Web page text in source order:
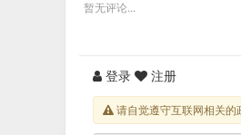
暂无评论...
登录 注册
请自觉遵守互联网相关的